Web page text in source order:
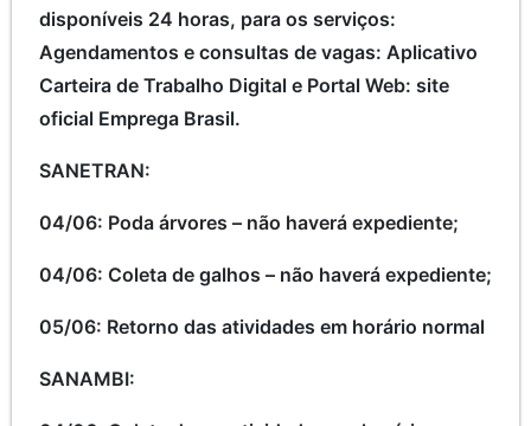
disponíveis 24 horas, para os serviços:
Agendamentos e consultas de vagas: Aplicativo
Carteira de Trabalho Digital e Portal Web: site
oficial Emprega Brasil.
SANETRAN:
04/06: Poda árvores – não haverá expediente;
04/06: Coleta de galhos – não haverá expediente;
05/06: Retorno das atividades em horário normal
SANAMBI: